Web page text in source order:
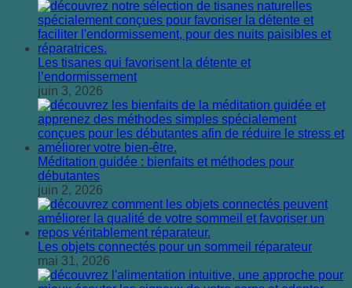
Les tisanes qui favorisent la détente et
l’endormissement
juin 3, 2026
Méditation guidée : bienfaits et méthodes pour
débutantes
juin 2, 2026
Les objets connectés pour un sommeil réparateur
mai 31, 2026